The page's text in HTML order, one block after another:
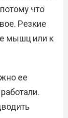
что
Резкие
мышц или к
ее